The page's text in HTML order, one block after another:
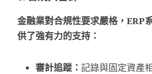
金融業對合規性要求嚴格，ERP
供了強有力的支持：
審計追蹤： 記錄與固定資產